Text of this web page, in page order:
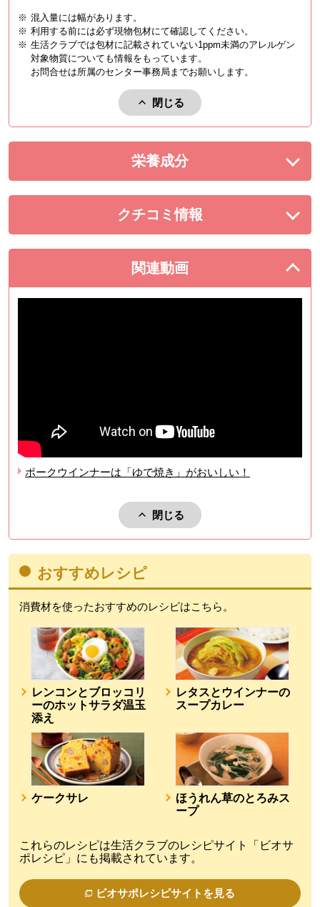
※ 混入量には幅があります。
※ 利用する前には必ず現物包材にて確認してください。
※ 生活クラブでは包材に記載されていない1ppm未満のアレルゲン
対象物質についても情報をもっています。
お問合せは所属のセンター事務局までお願いします。
閉じる
アレルゲンを閉じる。
栄養成分を展開する。
クチコミ情報
を展開する。
関連動画を閉じる。
ポークウインナーは「ゆで焼き」がおいしい！
閉じる
関連動画を閉じる。
おすすめレシピ
消費材を使ったおすすめのレシピはこちら。
レンコンとブロッコリ
ーのホットサラダ温玉
添え
レタスとウインナーの
スープカレー
ケークサレ
ほうれん草のとろみス
ープ
これらのレシピは生活クラブのレシピサイト「ビオサ
ポレシピ」にも掲載されています。
ビオサポレシピサイトを見る